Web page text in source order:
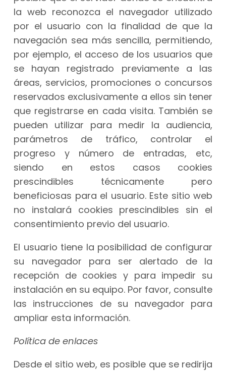
la web reconozca el navegador utilizado
por el usuario con la finalidad de que la
navegación sea más sencilla, permitiendo,
por ejemplo, el acceso de los usuarios que
se hayan registrado previamente a las
áreas, servicios, promociones o concursos
reservados exclusivamente a ellos sin tener
que registrarse en cada visita. También se
pueden utilizar para medir la audiencia,
parámetros de tráfico, controlar el
progreso y número de entradas, etc,
siendo en estos casos cookies
prescindibles técnicamente pero
beneficiosas para el usuario. Este sitio web
no instalará cookies prescindibles sin el
consentimiento previo del usuario.
El usuario tiene la posibilidad de configurar
su navegador para ser alertado de la
recepción de cookies y para impedir su
instalación en su equipo. Por favor, consulte
las instrucciones de su navegador para
ampliar esta información.
Política de enlaces
Desde el sitio web, es posible que se redirija